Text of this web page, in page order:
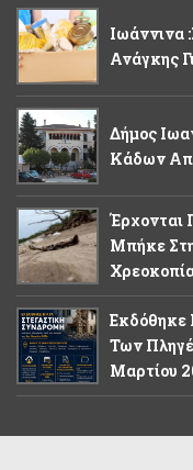
Ιωάννινα
Ανάγκης
Δήμος
Κάδων
Έρχονται
Μπήκε
Εκδόθηκε
Των
Μαρτίου